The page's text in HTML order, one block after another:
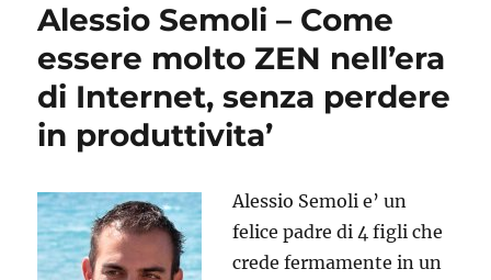
Alessio Semoli – Come
essere molto ZEN nell’era
di Internet, senza perdere
in produttivita’
Alessio Semoli e’ un
felice padre di 4 figli che
crede fermamente in un